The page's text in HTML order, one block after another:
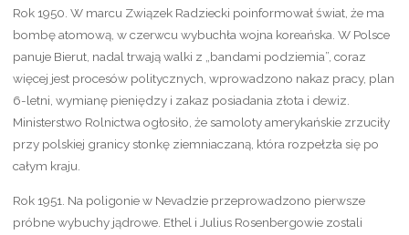
Rok 1950. W marcu Związek Radziecki poinformował świat, że ma
bombę atomową, w czerwcu wybuchła wojna koreańska. W Polsce
panuje Bierut, nadal trwają walki z „bandami podziemia”, coraz
więcej jest procesów politycznych, wprowadzono nakaz pracy, plan
6-letni, wymianę pieniędzy i zakaz posiadania złota i dewiz.
Ministerstwo Rolnictwa ogłosiło, że samoloty amerykańskie zrzuciły
przy polskiej granicy stonkę ziemniaczaną, która rozpełzła się po
całym kraju.
Rok 1951. Na poligonie w Nevadzie przeprowadzono pierwsze
próbne wybuchy jądrowe. Ethel i Julius Rosenbergowie zostali